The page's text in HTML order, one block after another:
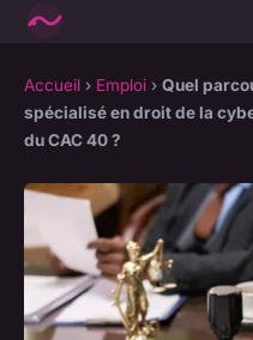
Accueil › Emploi › Quel
spécialisé en droit de la
du CAC 40 ?